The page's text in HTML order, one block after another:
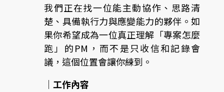
我們正在找一位能主動協作、思路清
楚、具備執行力與應變能力的夥伴。如
果你希望成為一位真正理解「專案怎麼
跑」的PM，而不是只收信和記錄會
議，這個位置會讓你練到。
｜工作內容